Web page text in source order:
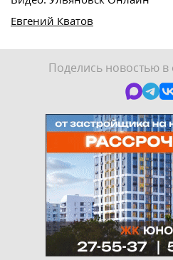
Евгений Кватов
Поделись новостью в